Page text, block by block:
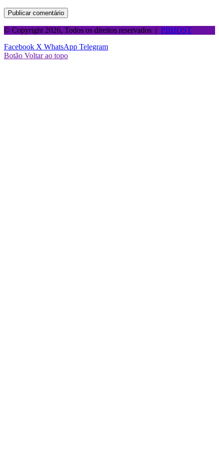
© Copyright 2026, Todos os direitos reservados | PBHOST
Facebook X WhatsApp Telegram
Botão Voltar ao topo